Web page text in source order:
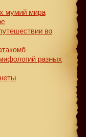
мумий мира
во
разных